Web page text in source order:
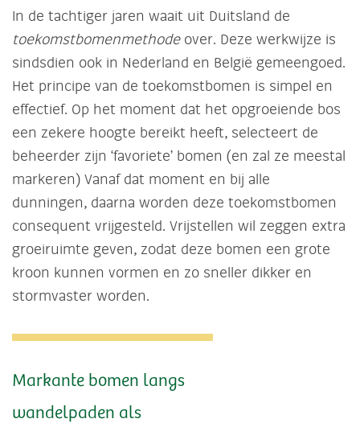
In de tachtiger jaren waait uit Duitsland de
toekomstbomenmethodeover. Deze werkwijze is
sindsdien ook in Nederland en België gemeengoed.
Het principe van de toekomstbomen is simpel en
effectief. Op het moment dat het opgroeiende bos
een zekere hoogte bereikt heeft, selecteert de
beheerder zijn ‘favoriete’ bomen (en zal ze meestal
markeren) Vanaf dat moment en bij alle
dunningen, daarna worden deze toekomstbomen
consequent vrijgesteld. Vrijstellen wil zeggen extra
groeiruimte geven, zodat deze bomen een grote
kroon kunnen vormen en zo sneller dikker en
stormvaster worden.
Markante bomen langs
wandelpaden als